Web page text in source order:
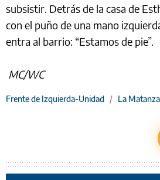
subsistir. Detrás de la casa de
con el puño de una mano
entra al barrio: “Estamos de pie”.
MC/WC
Frente de Izquierda-Unidad / La Matanza